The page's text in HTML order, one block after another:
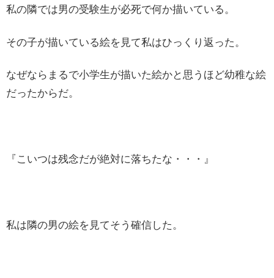
私の隣では男の受験生が必死で何か描いている。
その子が描いている絵を見て私はひっくり返った。
なぜならまるで小学生が描いた絵かと思うほど幼稚な絵
だったからだ。
『こいつは残念だが絶対に落ちたな・・・』
私は隣の男の絵を見てそう確信した。